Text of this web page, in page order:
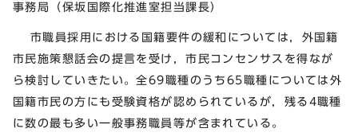
事務局（保坂国際化推進室担当課長）
市職員採用における国籍要件の緩和については，外国籍
市民施策懇話会の提言を受け，市民コンセンサスを得なが
ら検討していきたい。全69職種のうち65職種については外
国籍市民の方にも受験資格が認められているが，残る4職種
に数の最も多い一般事務職員等が含まれている。